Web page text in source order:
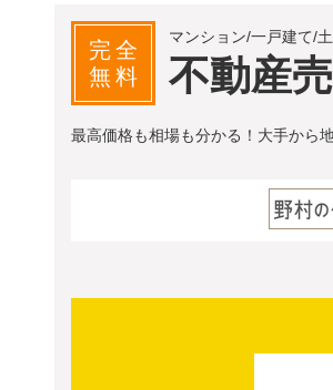
完全
無料
マンション/一戸建て/
不動産
最高価格も相場も分かる！大手から